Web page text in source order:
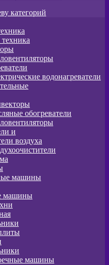
категорий
водонагреватели
обогреватели
и
воздуха
машины
машины
машины